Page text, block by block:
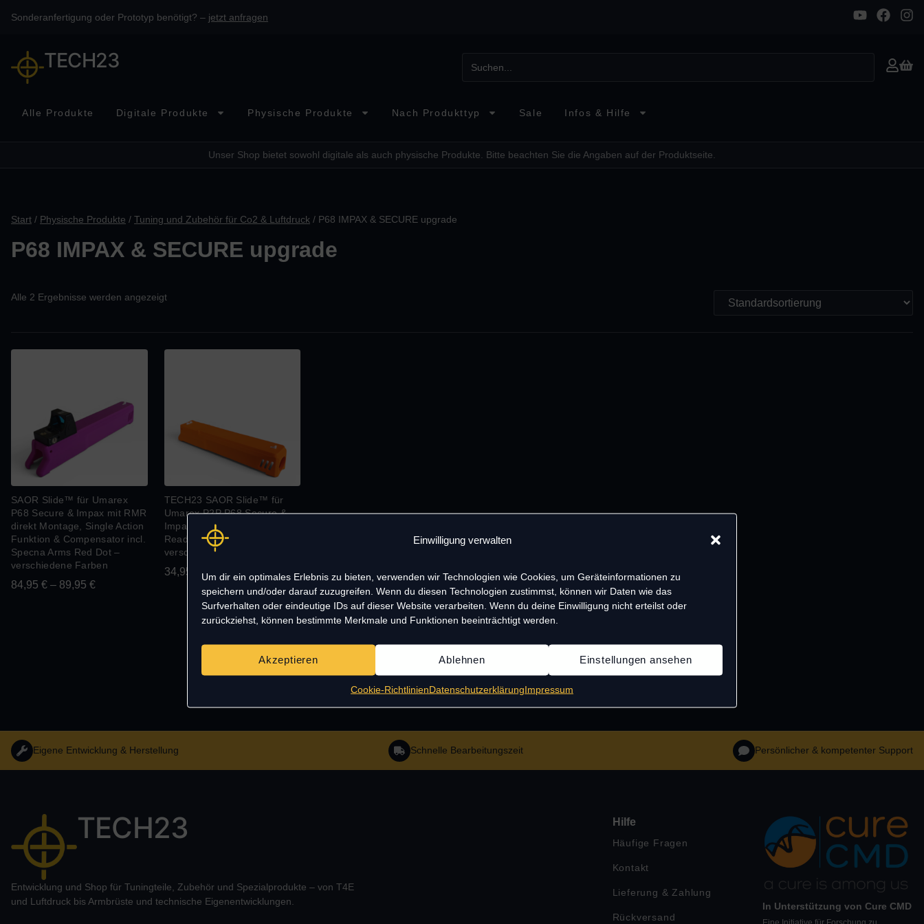
Einwilligung verwalten
Um dir ein optimales Erlebnis zu bieten, verwenden wir Technologien wie Cookies, um Geräteinformationen zu
speichern und/oder darauf zuzugreifen. Wenn du diesen Technologien zustimmst, können wir Daten wie das
Surfverhalten oder eindeutige IDs auf dieser Website verarbeiten. Wenn du deine Einwilligung nicht erteilst oder
zurückziehst, können bestimmte Merkmale und Funktionen beeinträchtigt werden.
Akzeptieren Ablehnen Einstellungen ansehen
Cookie-RichtlinienDatenschutzerklärungImpressum
Sonderanfertigung oder Prototyp benötigt? – jetzt anfragen
TECH23
Alle Produkte Digitale Produkte Physische Produkte Nach Produkttyp Sale Infos & Hilfe
Unser Shop bietet sowohl digitale als auch physische Produkte. Bitte beachten Sie die Angaben auf der Produktseite.
Start / Physische Produkte / Tuning und Zubehör für Co2 & Luftdruck / P68 IMPAX & SECURE upgrade
P68 IMPAX & SECURE upgrade
Alle 2 Ergebnisse werden angezeigt
SAOR Slide™ für Umarex
P68 Secure & Impax mit RMR
direkt Montage, Single Action
Funktion & Compensator incl.
Specna Arms Red Dot –
verschiedene Farben
84,95 € – 89,95 €
TECH23 SAOR Slide™ für
Umarex P2P P68 Secure &
Impax + Single Action + Optic
Ready + Compensator +
verschiedene Farben
34,95 – 39,95
Eigene Entwicklung & Herstellung Schnelle Bearbeitungszeit Persönlicher & kompetenter Support
TECH23
Entwicklung und Shop für Tuningteile, Zubehör und Spezialprodukte – von T4E
und Luftdruck bis Armbrüste und technische Eigenentwicklungen.
Hilfe
Häufige Fragen
Kontakt
Lieferung & Zahlung
Rückversand
In Unterstützung von Cure CMD